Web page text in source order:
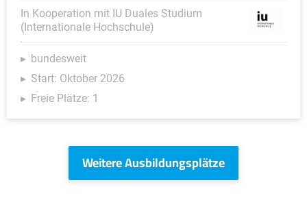
In Kooperation mit IU Duales Studium
(Internationale Hochschule)
bundesweit
Start: Oktober 2026
Freie Plätze: 1
Weitere Ausbildungsplätze